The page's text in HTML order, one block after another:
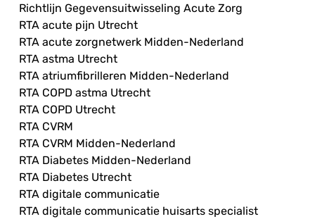
Richtlijn Gegevensuitwisseling Acute Zorg
RTA acute pijn Utrecht
RTA acute zorgnetwerk Midden-Nederland
RTA astma Utrecht
RTA atriumfibrilleren Midden-Nederland
RTA COPD astma Utrecht
RTA COPD Utrecht
RTA CVRM
RTA CVRM Midden-Nederland
RTA Diabetes Midden-Nederland
RTA Diabetes Utrecht
RTA digitale communicatie
RTA digitale communicatie huisarts specialist